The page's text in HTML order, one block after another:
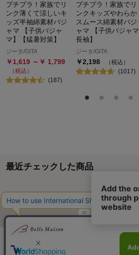
プチプラ！家族でリ
ンク薄くて涼しいキ
ッズ半袖綿素材パジ
ャマ 【子供パジャ
マ】【猛暑対策】
ジータ/GITA
￥1,619 ～￥ 1,799
（税込）
(187)
プチプラ！家族でリ
ンクキッズやわらか
スムース綿素材パジ
ャマ 【子供パジャマ
長袖】
ジータ/GITA
￥2,198
（税込）
(1017)
最近チェックした商品
ご利用ガイド・お知らせ